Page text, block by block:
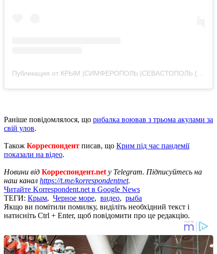
Публикация от КРЫМ |СИМФЕРОПОЛЬ |СЕВАСТОПОЛЬ (@more.kryma)
Раніше повідомлялося, що рибалка воював з трьома акулами за
свій улов.
Також Корреспондент писав, що Крим під час пандемії
показали на відео.
Новини від Корреспондент.netу Telegram. Підписуйтесь на
наш канал https://t.me/korrespondentnet.
Читайте Korrespondent.net в Google News
ТЕГИ: Крым, Черное море, видео, рыба
Якщо ви помітили помилку, виділіть необхідний текст і
натисніть Ctrl + Enter, щоб повідомити про це редакцію.